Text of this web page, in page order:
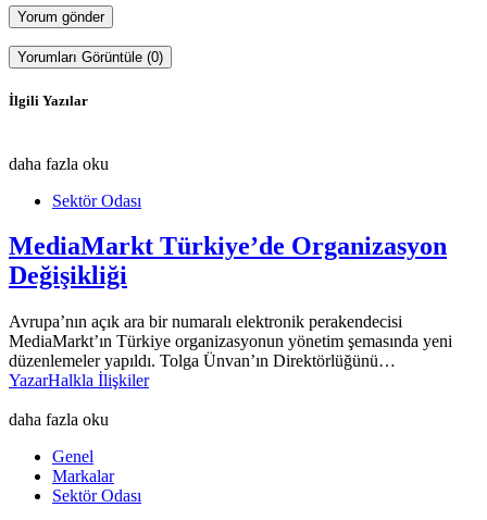
Yorumları Görüntüle (0)
İlgili Yazılar
daha fazla oku
Sektör Odası
MediaMarkt Türkiye’de Organizasyon
Değişikliği
Avrupa’nın açık ara bir numaralı elektronik perakendecisi
MediaMarkt’ın Türkiye organizasyonun yönetim şemasında yeni
düzenlemeler yapıldı. Tolga Ünvan’ın Direktörlüğünü…
YazarHalkla İlişkiler
daha fazla oku
Genel
Markalar
Sektör Odası